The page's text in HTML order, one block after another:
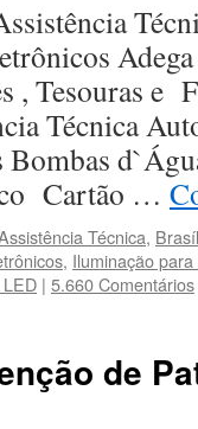
, Tesouras e
Técnica
Bombas
Cartão …
Técnica,
, Iluminação
| 5.660 Comentários
de